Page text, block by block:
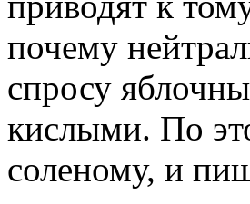
почему
спросу
кислыми. По
соленому, и